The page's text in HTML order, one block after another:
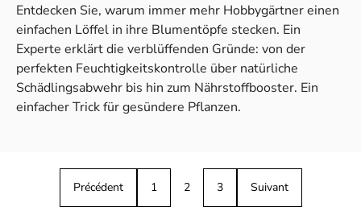
Entdecken Sie, warum immer mehr Hobbygärtner einen
einfachen Löffel in ihre Blumentöpfe stecken. Ein
Experte erklärt die verblüffenden Gründe: von der
perfekten Feuchtigkeitskontrolle über natürliche
Schädlingsabwehr bis hin zum Nährstoffbooster. Ein
einfacher Trick für gesündere Pflanzen.
Précédent 1 2 3 Suivant